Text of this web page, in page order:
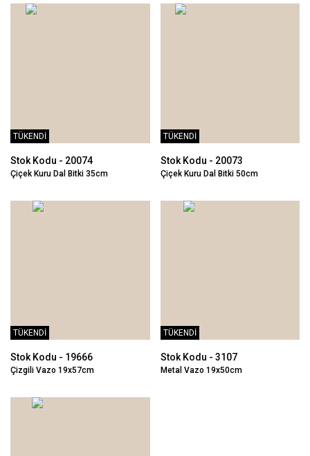
TÜKENDİ
Stok Kodu - 20074
Çiçek Kuru Dal Bitki 35cm
TÜKENDİ
Stok Kodu - 20073
Çiçek Kuru Dal Bitki 50cm
TÜKENDİ
Stok Kodu - 19666
Çizgili Vazo 19x57cm
TÜKENDİ
Stok Kodu - 3107
Metal Vazo 19x50cm